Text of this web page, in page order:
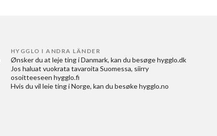
HYGGLO I ANDRA LÄNDER
Ønsker du at leje ting i Danmark, kan du besøge hygglo.dk
Jos haluat vuokrata tavaroita Suomessa, siirry
osoitteeseen hygglo.fi
Hvis du vil leie ting i Norge, kan du besøke hygglo.no